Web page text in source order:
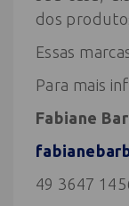
dos
Essas
Para mais
Fabiane
49 3647